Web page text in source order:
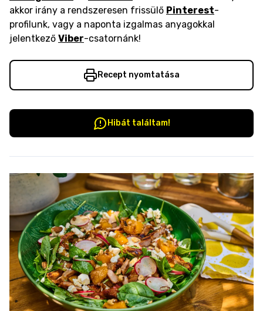
akkor irány a rendszeresen frissülő Pinterest-
profilunk, vagy a naponta izgalmas anyagokkal
jelentkező Viber-csatornánk!
Recept nyomtatása
Hibát találtam!